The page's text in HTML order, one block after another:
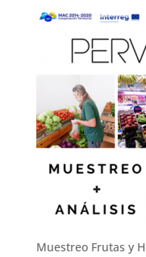
Muestreo Frutas y